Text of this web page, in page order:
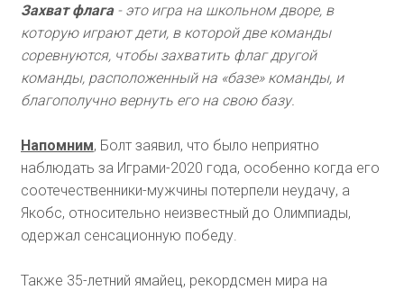
Захват флага- это игра на школьном дворе, в
которую играют дети, в которой две команды
соревнуются, чтобы захватить флаг другой
команды, расположенный на «базе» команды, и
благополучно вернуть его на свою базу.
Напомним, Болт заявил, что было неприятно
наблюдать за Играми-2020 года, особенно когда его
соотечественники-мужчины потерпели неудачу, а
Якобс, относительно неизвестный до Олимпиады,
одержал сенсационную победу.
Также 35-летний ямайец, рекордсмен мира на